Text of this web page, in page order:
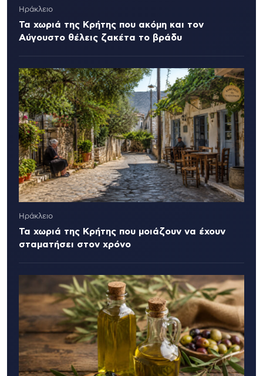
Ηράκλειο
Τα χωριά της Κρήτης που ακόμη και τον
Αύγουστο θέλεις ζακέτα το βράδυ
Ηράκλειο
Τα χωριά της Κρήτης που μοιάζουν να έχουν
σταματήσει στον χρόνο